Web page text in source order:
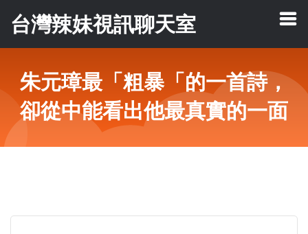
台灣辣妹視訊聊天室
朱元璋最「粗暴「的一首詩，
卻從中能看出他最真實的一面